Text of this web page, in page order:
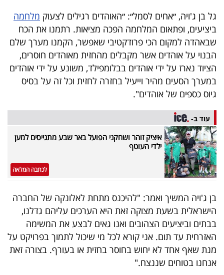
אדום
פרסמו
באייס
עקבו
אחרינו:
גל בן ג'ויה, ״אחים לסמל״: ״האוהדים רגילים לצעוק מלחמה
ביציעים, ופתאום המלחמה הפכה מציאות. רתמנו את הכח
שבאהדה למקום הכי פרודקטיבי שאפשר, הקמנו מערך שלם
הבנוי על אוהדים אשר מקבלים מהחזית מאוהדים חוסרים,
הציוד נארז על ידי אוהדים בבלומפילד, משונע על ידי אוהדים
במערך הסעים מהיר וייעיל בחזרה לחזית וכל זה על בסיס
גיוס כספים של אוהדים".
עוד ב-
איציק זוהר ושחקני הפועל באר שבע מתגייסים למען
ילדי העוטף
לכתבה המלאה
בן ג'ויה המשיך ואמר: "להיכנס מתחת לאלונקה של החברה
הישראלית בשעת מצוקה זאת היא הערכים עליהם גדלנו,
בבתים וביציעים הצהובים ואנו גאים לבצע את המשימה
האזרחית עד תום. אני קורא לכל מי שיכול לתמוך בפרויקט על
מנת שאף אחד לא יחוש בחוסר בחזית או בעורף. בצורה זאת
אנחנו בטוחים שננצח."